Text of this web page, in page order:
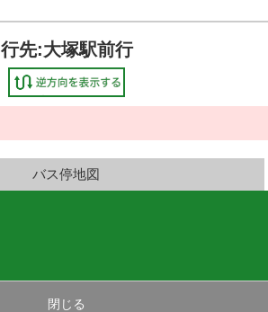
行先:大塚駅前行
バス停地図
閉じる